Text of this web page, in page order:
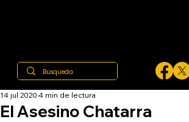
El Asesino Chatarra
14 jul 2020 4 min de lectura